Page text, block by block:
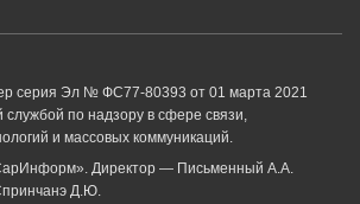
серия Эл № ФС77-80393 от 01 марта 2021
по надзору в сфере связи,
и массовых коммуникаций.
Директор — Письменный А.А.
Д.Ю.